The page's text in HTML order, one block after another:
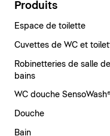
Produits
Espace de toilette
Cuvettes de WC et
Robinetteries de salle de
bains
WC douche SensoWash®
Douche
Bain